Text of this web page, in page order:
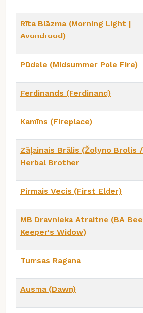
Rīta Blāzma (Morning Light |
Avondrood)
Pūdele (Midsummer Pole Fire)
Ferdinands (Ferdinand)
Kamīns (Fireplace)
Zāļainais Brālis (Žolyno Brolis /
Herbal Brother
Pirmais Vecis (First Elder)
MB Dravnieka Atraitne (BA Bee
Keeper's Widow)
Tumsas Ragana
Ausma (Dawn)